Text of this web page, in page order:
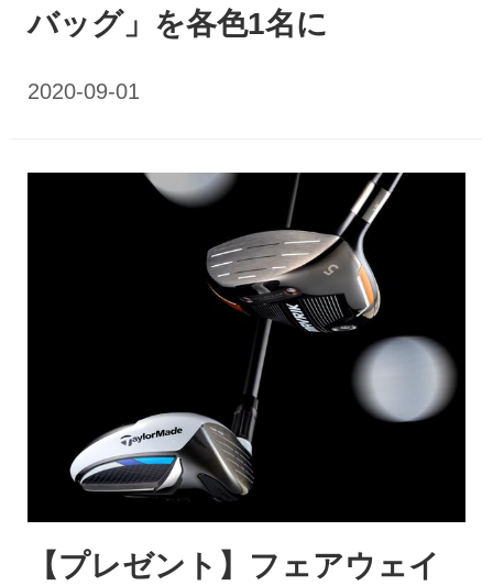
バッグ」を各色1名に
【プレゼント】フェアウェイ